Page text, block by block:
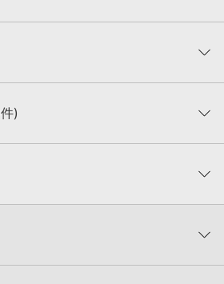
)
、
償版のKONTAKT PLAYERではお使いい